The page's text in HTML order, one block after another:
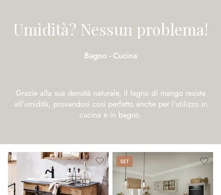
Umidità? Nessun problema!
Bagno - Cucina
Grazie alla sua densità naturale, il legno di mango resiste
all'umidità, provandosi così perfetto anche per l'utilizzo in
cucina e in bagno.
Set